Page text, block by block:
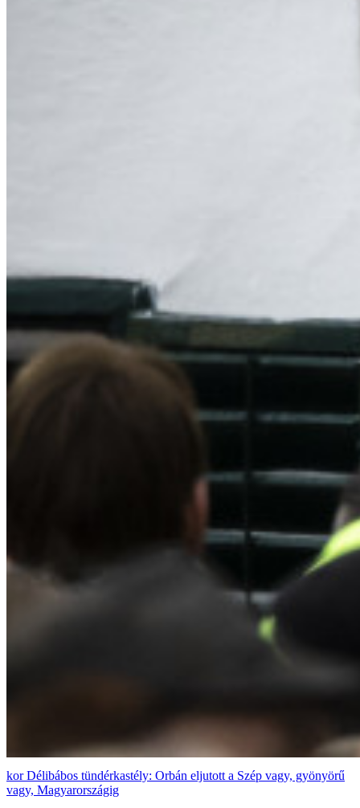
Délibábos tündérkastély: Orbán eljutott a Szép vagy, gyönyörű
vagy, Magyarországig